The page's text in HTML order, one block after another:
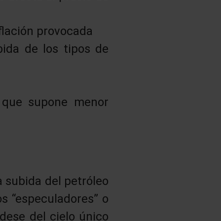
provocada
de los tipos de
supone menor
subida del petróleo
“especuladores” o
del cielo único